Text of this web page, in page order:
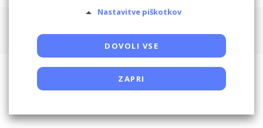
Nastavitve piškotkov
DOVOLI VSE
ZAPRI
Potrebni